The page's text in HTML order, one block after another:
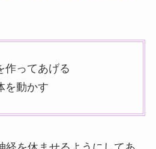
作ってあげる
で体を動かす